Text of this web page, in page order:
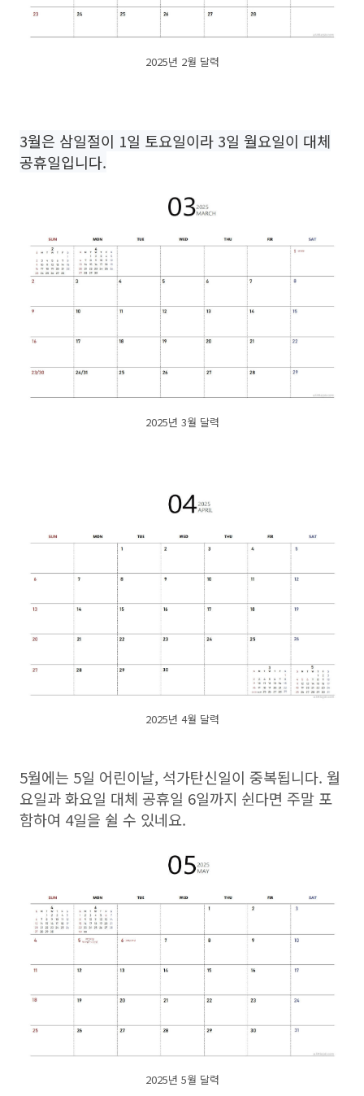
2025년 2월 달력
3월은 삼일절이 1일 토요일이라 3일 월요일이 대체
공휴일입니다.
2025년 3월 달력
2025년 4월 달력
5월에는 5일 어린이날, 석가탄신일이 중복됩니다. 월
요일과 화요일 대체 공휴일 6일까지 쉰다면 주말 포
함하여 4일을 쉴 수 있네요.
2025년 5월 달력